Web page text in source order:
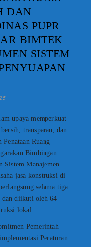
DAN
PUPR
BIMTEK
SISTEM
upaya memperkuat
transparan, dan
Penataan Ruang
Bimbingan
Sistem Manajemen
jasa konstruksi di
selama tiga
dan diikuti oleh 64
lokal.
Pemerintah
Peraturan